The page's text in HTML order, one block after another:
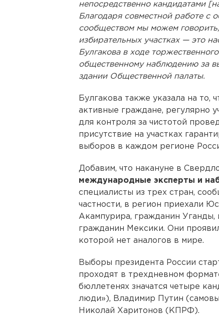
непосредственно кандидатами
Благодаря совместной работе с
сообществом мы можем
избирательных участках — это
Булгакова в ходе
общественному наблюдению за
здании Общественной палаты.
Булгакова также указала на то,
активные граждане, регулярно
для контроля за чистотой
присутствие на участках
выборов в каждом регионе
Добавим, что накануне в
международные эксперты и
специалисты из трех стран,
частности, в регион приехали
Акампурира, гражданин
гражданин Мексики. Они
которой нет аналогов в мире.
Выборы президента России
проходят в трехдневном
бюллетенях значатся четыре
люди»), Владимир Путин
Николай Харитонов (КПРФ).